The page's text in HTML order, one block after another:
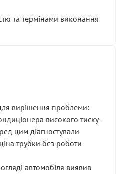
та термінами виконання
вирішення проблеми:
високого тиску-
цим діагностували
трубки без роботи
автомобіля виявив